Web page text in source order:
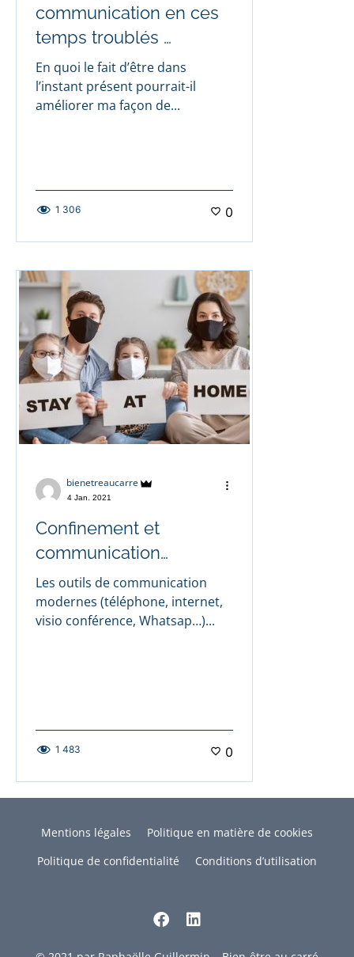
communication en ces
temps troublés …
En quoi le fait d’être dans
l’instant présent pourrait-il
améliorer ma façon de...
1 306 0
bienetreaucarre
4 Jan. 2021
Confinement et
communication…
Les outils de communication
modernes (téléphone, internet,
visio conférence, Whatsap…)...
1 483 0
Mentions légales
Politique en matière de cookies
Politique de confidentialité
Conditions d’utilisation